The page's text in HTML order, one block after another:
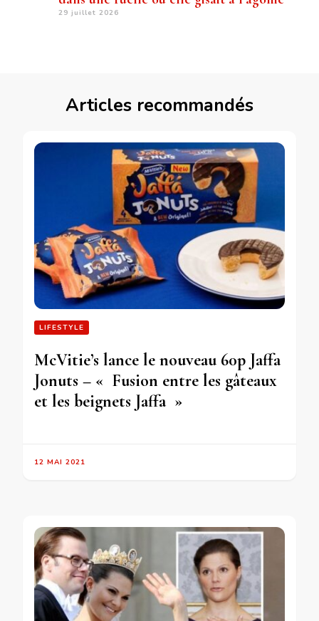
29 juillet 2026
Articles recommandés
LIFESTYLE
McVitie’s lance le nouveau 60p Jaffa
Jonuts – « Fusion entre les gâteaux
et les beignets Jaffa »
12 MAI 2021